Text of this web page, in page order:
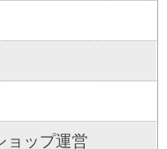
ョップ運営